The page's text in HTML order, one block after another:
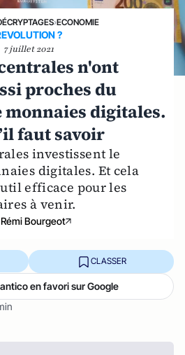
›ECONOMIE
?
7 juillet 2021
n'ont
proches du
monnaies digitales.
faut savoir
investissent le
digitales. Et cela
efficace pour les
à venir.
Rémi Bourgeot
CLASSER
en favori sur Google